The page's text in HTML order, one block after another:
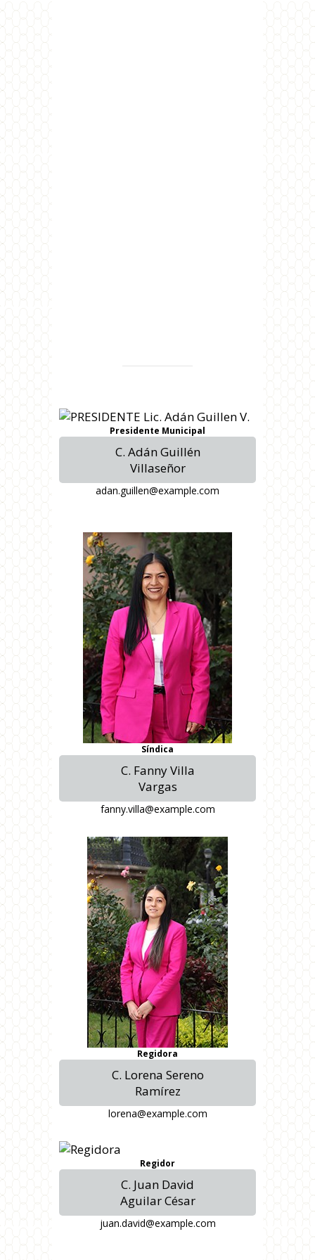
Presidente Municipal
C. Adán Guillén
Villaseñor
adan.guillen@example.com
Síndica
C. Fanny Villa
Vargas
fanny.villa@example.com
Regidora
C. Lorena Sereno
Ramírez
lorena@example.com
Regidor
C. Juan David
Aguilar César
juan.david@example.com